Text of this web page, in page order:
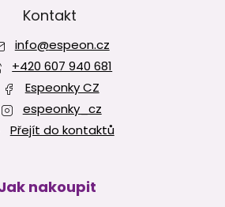
v
ý
p
i
s
u
Kontakt
info@espeon.cz
+420 607 940 681
Espeonky CZ
espeonky_cz
Přejít do kontaktů
nakoupit